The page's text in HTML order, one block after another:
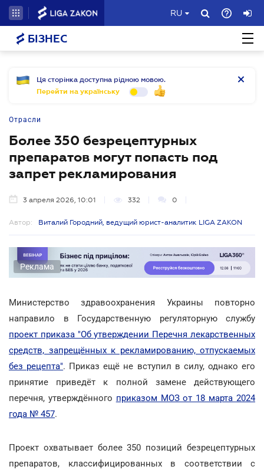
RU
БІЗНЕС
Ця сторінка доступна рідною мовою.
Перейти на українську
Отрасли
Более 350 безрецептурных
препаратов могут попасть под
запрет рекламирования
3 апреля 2026, 10:01 332 0
Автор: Виталий Городний, ведущий юрист-аналитик LIGA ZAKON
Реклама
Министерство здравоохранения Украины повторно
направило в Государственную регуляторную службу
проект приказа "Об утверждении Перечня лекарственных
средств, запрещённых к рекламированию, отпускаемых
без рецепта". Приказ ещё не вступил в силу, однако его
принятие приведёт к полной замене действующего
перечня, утверждённого приказом МОЗ от 18 марта 2024
года № 457.
Проект охватывает более 350 позиций безрецептурных
препаратов, классифицированных в соответствии с